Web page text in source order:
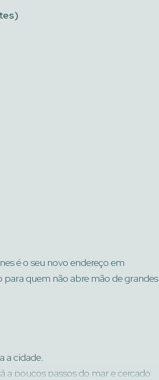
é o seu novo endereço em
quem não abre mão de grandes
a cidade.
a poucos passos do mar e cercado